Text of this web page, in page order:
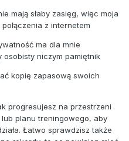
mają słaby zasięg, więc moja
z internetem
ma dla mnie
niczym pamiętnik
kopię zapasową swoich
progresujesz na przestrzeni
planu treningowego, aby
Łatwo sprawdzisz także